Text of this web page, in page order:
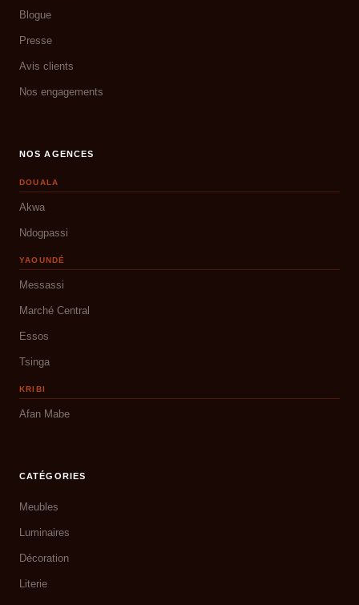
Blogue
Presse
Avis clients
Nos engagements
NOS AGENCES
DOUALA
Akwa
Ndogpassi
YAOUNDÉ
Messassi
Marché Central
Essos
Tsinga
KRIBI
Afan Mabe
CATÉGORIES
Meubles
Luminaires
Décoration
Literie